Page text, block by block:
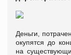
Деньги,
окупятся до
на